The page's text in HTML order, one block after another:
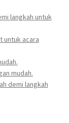
langkah untuk
untuk acara
mudah.
demi langkah